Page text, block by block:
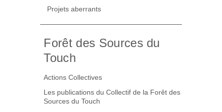
Projets aberrants
Forêt des Sources du
Touch
Actions Collectives
Les publications du Collectif de la Forêt des
Sources du Touch